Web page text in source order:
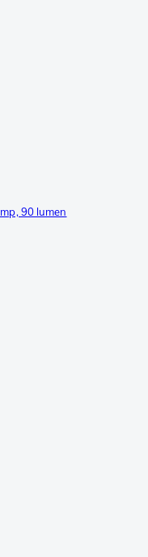
90 lumen